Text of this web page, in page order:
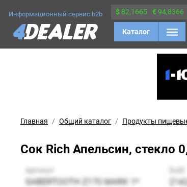
Информационный сервис b2b $ 82,1665 €94,8366
Каталог
Главная Общий каталог Продукты
Сок Rich Апельсин, стекло